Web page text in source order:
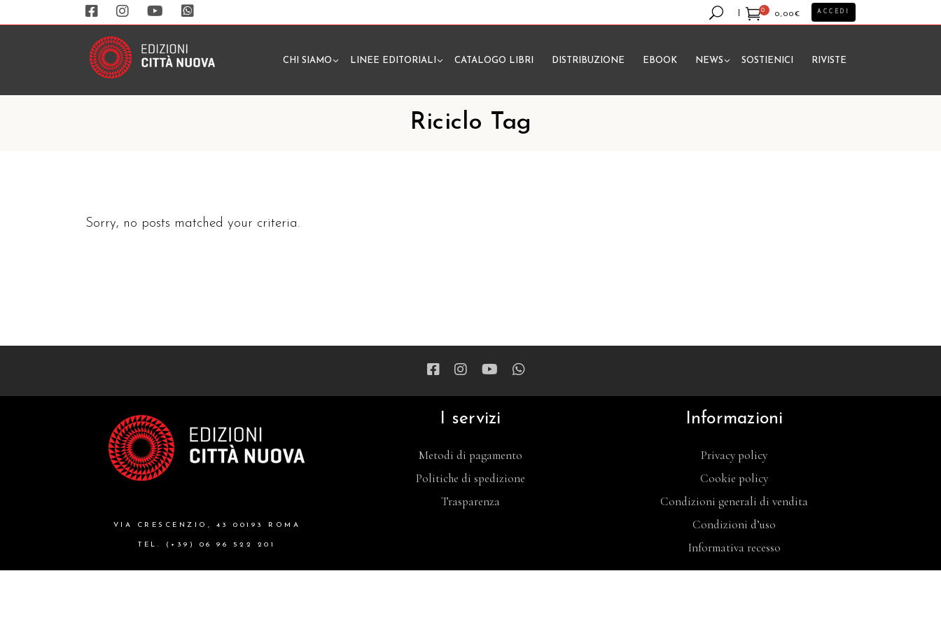
0
0,00€
Nessun prodotto nel carrello.
ACCEDI
CHI SIAMO LINEE EDITORIALI CATALOGO LIBRI DISTRIBUZIONE EBOOK NEWS SOSTIENICI RIVISTE
Riciclo Tag
Sorry, no posts matched your criteria.
VIA CRESCENZIO, 43 00193 ROMA
TEL. (+39) 06 96 522 201
I servizi
Metodi di pagamento
Politiche di spedizione
Trasparenza
Informazioni
Privacy policy
Cookie policy
Condizioni generali di vendita
Condizioni d’uso
Informativa recesso